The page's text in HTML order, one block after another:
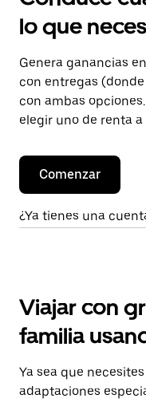
lo que
Genera ganancias
con entregas
con ambas
elegir uno de renta
Comenzar
¿Ya tienes una
Viajar con
familia
Ya sea que
adaptaciones